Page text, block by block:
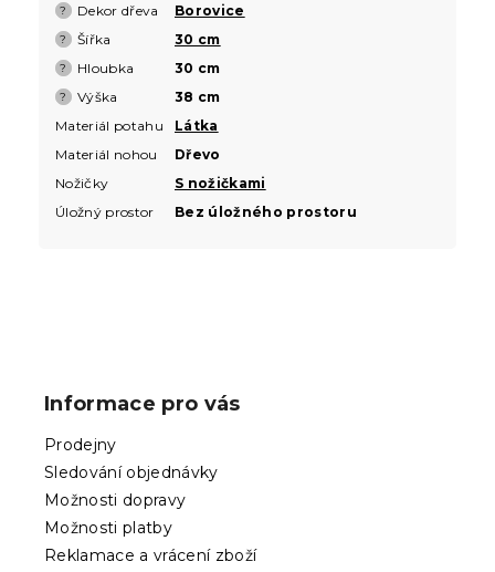
? Dekor dřeva Borovice
? Šířka 30 cm
? Hloubka 30 cm
? Výška
38 cm
Materiál potahu
Látka
Materiál nohou
Dřevo
Nožičky
S nožičkami
Úložný prostor
Bez úložného prostoru
Informace pro vás
Prodejny
Sledování objednávky
Možnosti dopravy
Možnosti platby
Reklamace a vrácení zboží